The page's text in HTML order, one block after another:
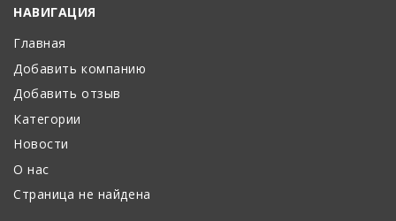
НАВИГАЦИЯ
Главная
Добавить компанию
Добавить отзыв
Категории
Новости
О нас
Страница не найдена